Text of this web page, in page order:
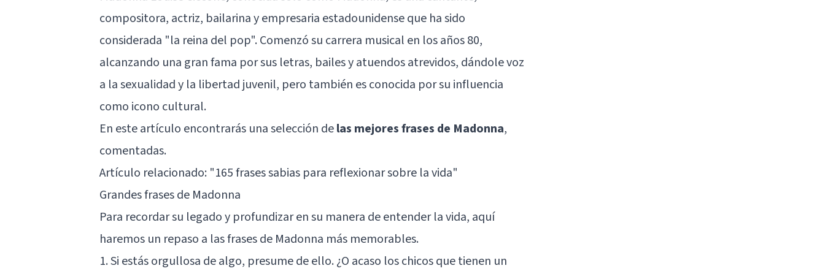
compositora, actriz, bailarina y empresaria estadounidense que ha sido
considerada "la reina del pop". Comenzó su carrera musical en los años 80,
alcanzando una gran fama por sus letras, bailes y atuendos atrevidos, dándole voz
a la sexualidad y la libertad juvenil, pero también es conocida por su influencia
como icono cultural.
En este artículo encontrarás una selección delas mejores frases de Madonna,
comentadas.
Artículo relacionado: "165 frases sabias para reflexionar sobre la vida"
Grandes frases de Madonna
Para recordar su legado y profundizar en su manera de entender la vida, aquí
haremos un repaso a las frases de Madonna más memorables.
1. Si estás orgullosa de algo, presume de ello. ¿O acaso los chicos que tienen un